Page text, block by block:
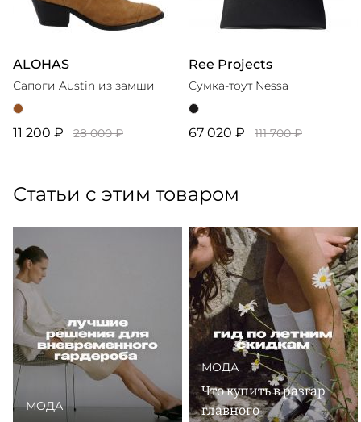
ALOHAS
Сапоги Austin из замши
11 200 ₽ 28 000 ₽
Ree Projects
Сумка-тоут Nessa
67 020 ₽ 111 700 ₽
Статьи с этим товаром
МОДА
МОДА
Что купить в разгар
главного